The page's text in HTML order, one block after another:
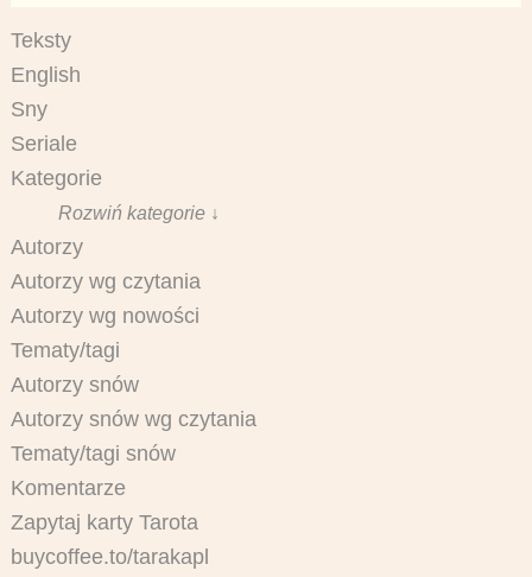
Teksty
English
Sny
Seriale
Kategorie
Rozwiń kategorie ↓
Autorzy
Autorzy wg czytania
Autorzy wg nowości
Tematy/tagi
Autorzy snów
Autorzy snów wg czytania
Tematy/tagi snów
Komentarze
Zapytaj karty Tarota
buycoffee.to/tarakapl